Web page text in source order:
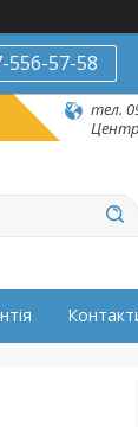
556-57-58
тел.